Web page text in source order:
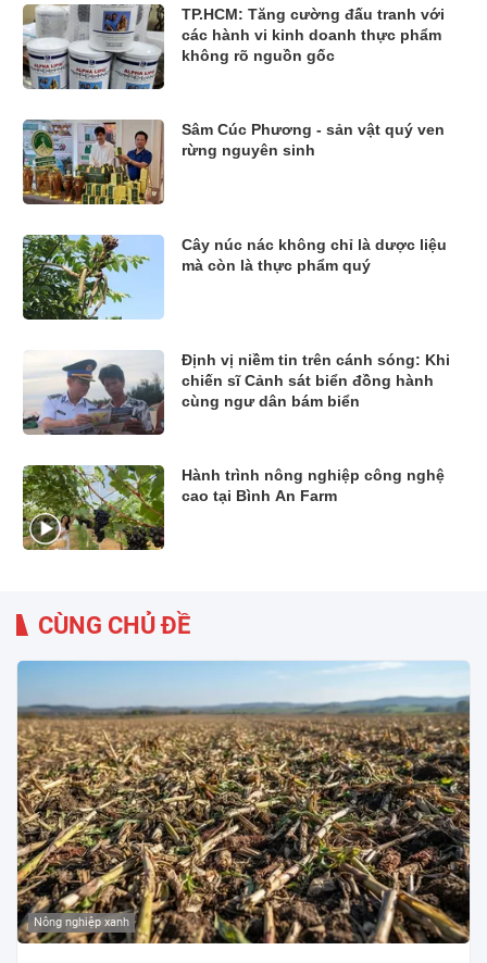
TP.HCM: Tăng cường đấu tranh với
các hành vi kinh doanh thực phẩm
không rõ nguồn gốc
Sâm Cúc Phương - sản vật quý ven
rừng nguyên sinh
Cây núc nác không chỉ là dược liệu
mà còn là thực phẩm quý
Định vị niềm tin trên cánh sóng: Khi
chiến sĩ Cảnh sát biển đồng hành
cùng ngư dân bám biển
Hành trình nông nghiệp công nghệ
cao tại Bình An Farm
CÙNG CHỦ ĐỀ
Nông nghiệp xanh